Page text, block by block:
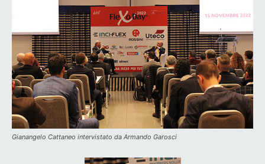
Gianangelo Cattaneo intervistato da Armando Garosci